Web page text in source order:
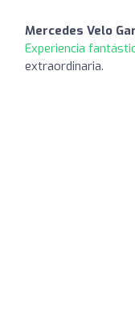
Mercedes Velo
Experiencia
extraordinaria.